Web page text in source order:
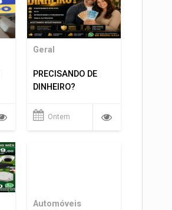
Geral
PRECISANDO DE
DINHEIRO?
Ontem
Automóveis